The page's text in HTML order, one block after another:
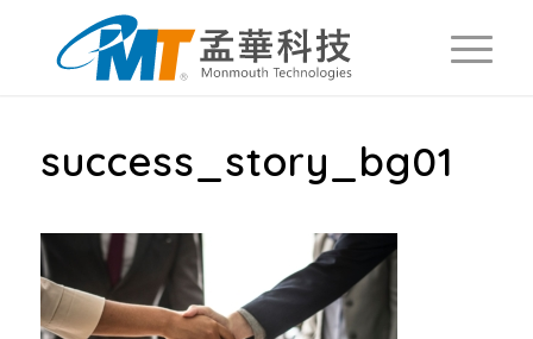
success_story_bg01